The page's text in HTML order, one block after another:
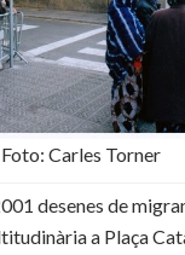
Foto: Carles Torner
desenes de
a Plaça